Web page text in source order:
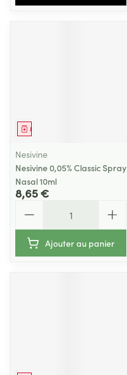
Médicament
Nesivine
Nesivine 0,05% Classic Spray
Nasal 10ml
8,65 €
Ajouter au panier